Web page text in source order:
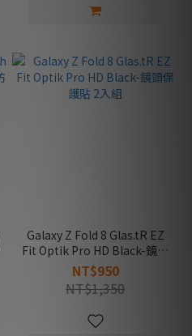
Galaxy Z Fold 8 Glas.tR EZ
Fit Optik Pro HD Black-鏡頭
保護貼 2入組
NT$950
NT$1,350